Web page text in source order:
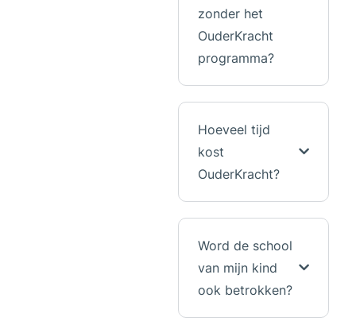
zonder het
OuderKracht
programma?
Hoeveel tijd
kost
OuderKracht?
Word de school
van mijn kind
ook betrokken?